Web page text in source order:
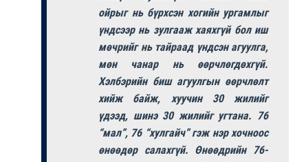
ойрыг нь бүрхсэн хогийн ургамлыг
үндсээр нь зулгааж хаяхгүй бол иш
мөчрийг нь тайраад үндсэн агуулга,
мөн чанар нь өөрчлөгдөхгүй.
Хэлбэрийн биш агуулгын өөрчлөлт
хийж байж, хуучин 30 жилийг
үдээд, шинэ 30 жилийг угтана. 76
“мал”, 76 “хулгайч” гэж нэр хочноос
өнөөдөр салахгүй. Өнөөдрийн 76-